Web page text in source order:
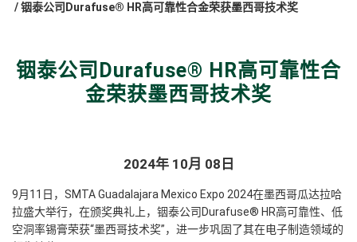
铟泰公司Durafuse® HR高可靠性合金荣获墨西哥技术奖
铟泰公司Durafuse® HR高可靠性合
金荣获墨西哥技术奖
2024年 10月 08日
9月11日，SMTA Guadalajara Mexico Expo 2024在墨西哥瓜达拉哈
拉盛大举行，在颁奖典礼上，铟泰公司Durafuse® HR高可靠性、低
空洞率锡膏荣获“墨西哥技术奖”，进一步巩固了其在电子制造领域的